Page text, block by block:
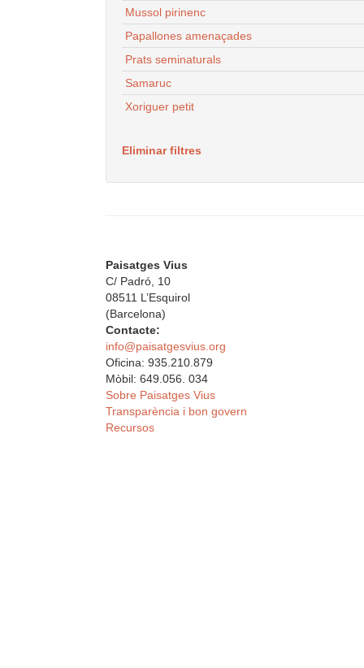
Mussol pirinenc
Papallones amenaçades
Prats seminaturals
Samaruc
Xoriguer petit
Eliminar filtres
Paisatges Vius
C/ Padró, 10
08511 L’Esquirol
(Barcelona)
Contacte:
info@paisatgesvius.org
Oficina: 935.210.879
Mòbil: 649.056. 034
Sobre Paisatges Vius
Transparència i bon govern
Recursos